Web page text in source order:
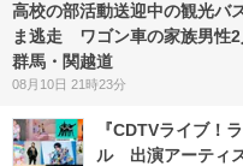
高校の部活動送迎中の観光バ
ま逃走 ワゴン車の家族男
群馬・関越道
08月10日 21時23分
『CDTVライブ！
ル 出演アーティ